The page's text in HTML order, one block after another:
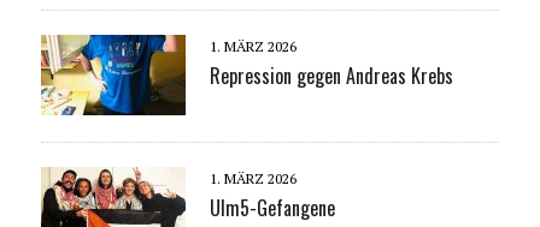
1. MÄRZ 2026
Repression gegen Andreas Krebs
1. MÄRZ 2026
Ulm5-Gefangene